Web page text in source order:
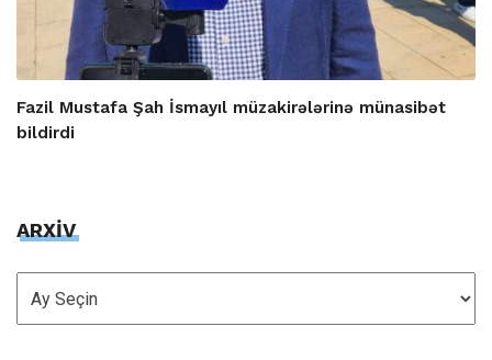
Fazil Mustafa Şah İsmayıl müzakirələrinə münasibət
bildirdi
ARXİV
ARXİV